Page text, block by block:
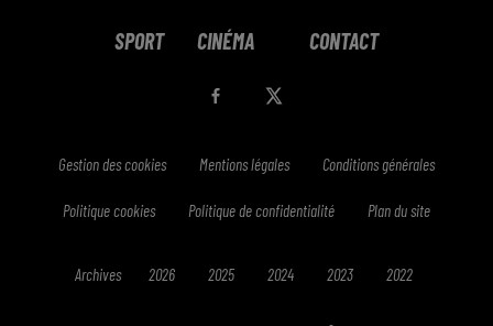
SPORT CINÉMA CONTACT
Gestion des cookies Mentions légales Conditions générales
Politique cookies Politique de confidentialité Plan du site
Archives 2026 2025 2024 2023 2022